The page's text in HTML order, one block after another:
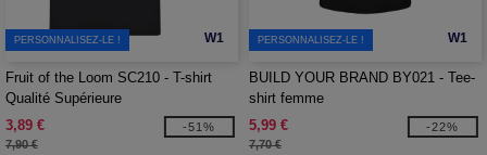
W1
PERSONNALISEZ-LE !
Fruit of the Loom SC210 - T-shirt
Qualité Supérieure
3,89 €
7,90 €
-51%
W1
PERSONNALISEZ-LE !
BUILD YOUR BRAND BY021 - Tee-
shirt femme
5,99 €
7,70 €
-22%